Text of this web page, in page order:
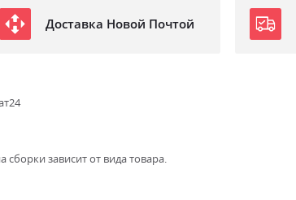
Доставка Новой Почтой
зависит от вида товара.